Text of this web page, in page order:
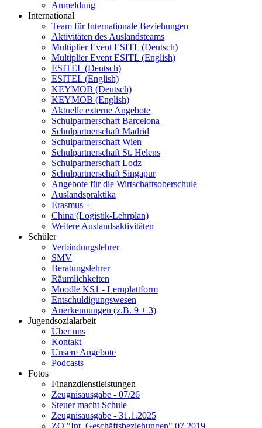
Anmeldung
International
Team für Internationale Beziehungen
Aktivitäten des Auslandsteams
Multiplier Event ESITL (Deutsch)
Multiplier Event ESITL (English)
ESITEL (Deutsch)
ESITEL (English)
KEYMOB (Deutsch)
KEYMOB (English)
Aktuelle externe Angebote
Schulpartnerschaft Barcelona
Schulpartnerschaft Madrid
Schulpartnerschaft Wien
Schulpartnerschaft St. Helens
Schulpartnerschaft Lodz
Schulpartnerschaft Singapur
Angebote für die Wirtschaftsoberschule
Auslandspraktika
Erasmus +
China (Logistik-Lehrplan)
Weitere Auslandsaktivitäten
Schüler
Verbindungslehrer
SMV
Beratungslehrer
Räumlichkeiten
Moodle KS1 - Lernplattform
Entschuldigungswesen
Anerkennungen (z.B. 9 + 3)
Jugendsozialarbeit
Über uns
Kontakt
Unsere Angebote
Podcasts
Fotos
Finanzdienstleistungen
Zeugnisausgabe - 07/26
Steuer macht Schule
Zeugnisausgabe - 31.1.2025
ZQ "Int. Geschäftsbeziehungen" 07.2019